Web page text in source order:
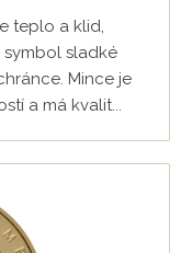
teplo a klid,
sladké
Mince je
a má kvalit...